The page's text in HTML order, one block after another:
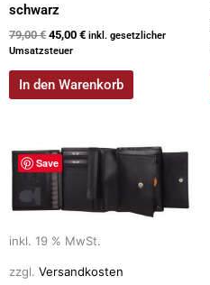
schwarz
79,00€ 45,00 € inkl. gesetzlicher
Umsatzsteuer
In den Warenkorb
Save
inkl. 19 % MwSt.
zzgl. Versandkosten